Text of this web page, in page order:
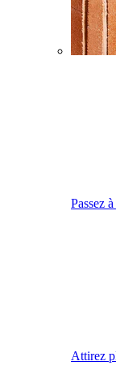
Passez
Attirez